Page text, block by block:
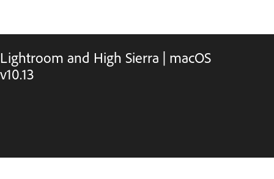
Lightroom and High Sierra | macOS
v10.13